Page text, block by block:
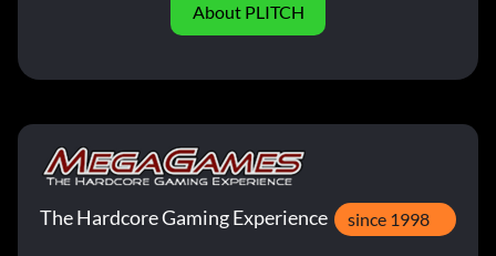
About PLITCH
The Hardcore Gaming Experience since 1998